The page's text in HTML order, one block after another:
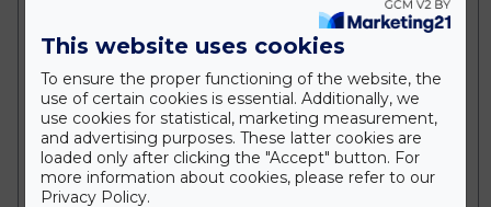
This website uses cookies
To ensure the proper functioning of the website, the
use of certain cookies is essential. Additionally, we
use cookies for statistical, marketing measurement,
and advertising purposes. These latter cookies are
loaded only after clicking the "Accept" button. For
more information about cookies, please refer to our
Privacy Policy.